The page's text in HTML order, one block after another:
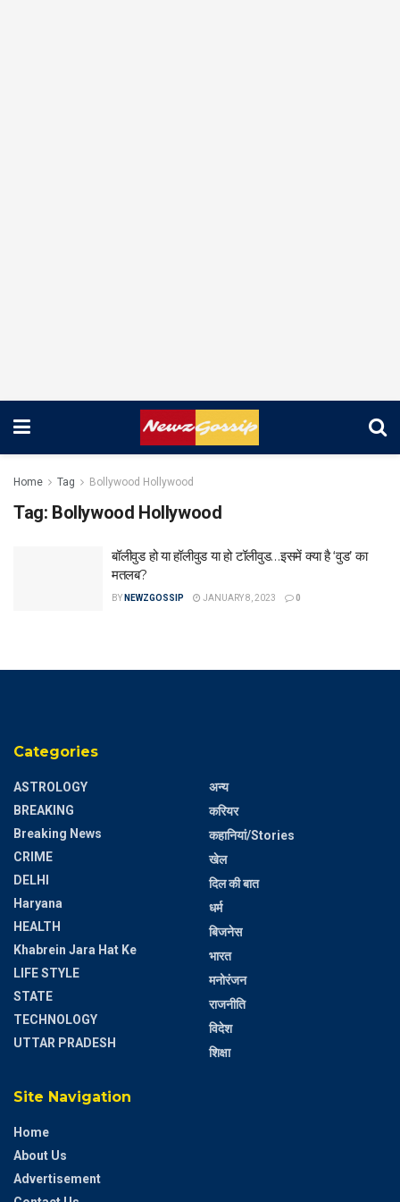
Home Tag Bollywood Hollywood
Tag: Bollywood Hollywood
बॉलीवुड हो या हॉलीवुड या हो टॉलीवुड…इसमें क्या है ‘वुड’ का
मतलब?
BY NEWZGOSSIP JANUARY 8, 2023 0
Categories
ASTROLOGY
BREAKING
Breaking News
CRIME
DELHI
Haryana
HEALTH
Khabrein Jara Hat Ke
LIFE STYLE
STATE
TECHNOLOGY
UTTAR PRADESH
अन्य
करियर
कहानियां/Stories
खेल
दिल की बात
धर्म
बिजनेस
भारत
मनोरंजन
राजनीति
विदेश
शिक्षा
Site Navigation
Home
About Us
Advertisement